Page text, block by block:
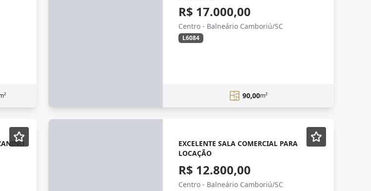
R$ 17.000,00
Centro - Balneário Camboriú/SC
L6084
90,00m²
EXCELENTE SALA COMERCIAL PARA
LOCAÇÃO
R$ 12.800,00
Centro - Balneário Camboriú/SC